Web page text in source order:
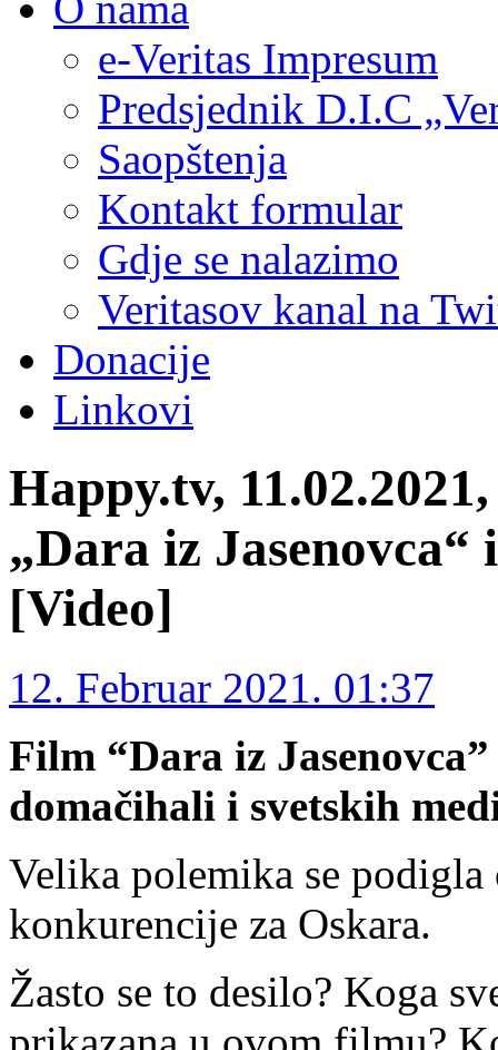
e-Veritas Impresum
Predsjednik D.I.C
Saopštenja
Kontakt formular
Gdje se nalazimo
Veritasov kanal na
Donacije
Linkovi
Happy.tv,
„Dara iz
[Video]
12. Februar 2021. 01:37
Film “Dara iz
domačihali i svetskih
Velika polemika se
konkurencije za Oskara.
Žasto se to desilo? Koga